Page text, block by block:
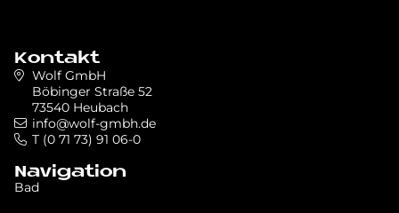
Kontakt
Wolf GmbH
Böbinger Straße 52
73540 Heubach
info@wolf-gmbh.de
T (0 71 73) 91 06-0
Navigation
Bad